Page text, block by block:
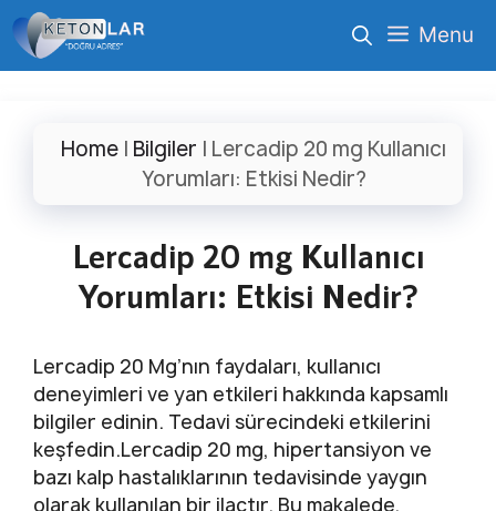
İçeriğe
atla
Menu
Home | Bilgiler | Lercadip 20 mg Kullanıcı
Yorumları: Etkisi Nedir?
Lercadip 20 mg Kullanıcı
Yorumları: Etkisi Nedir?
Lercadip 20 Mg’nın faydaları, kullanıcı
deneyimleri ve yan etkileri hakkında kapsamlı
bilgiler edinin. Tedavi sürecindeki etkilerini
keşfedin.Lercadip 20 mg, hipertansiyon ve
bazı kalp hastalıklarının tedavisinde yaygın
olarak kullanılan bir ilaçtır. Bu makalede,